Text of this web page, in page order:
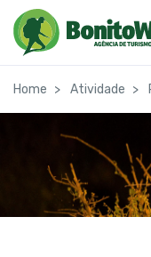
Home Atividade